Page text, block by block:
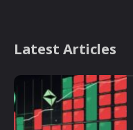
Latest Articles